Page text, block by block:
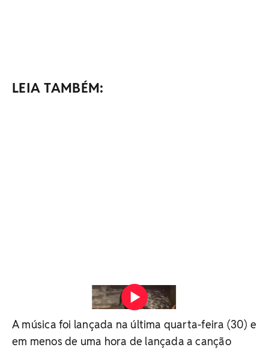
LEIA TAMBÉM:
Cantora usou barriga para gravar o videoclipe de "São
Paulo" que lançou com The Weeknd Vídeo: Redes Sociais
A música foi lançada na última quarta-feira (30) e
em menos de uma hora de lançada a canção